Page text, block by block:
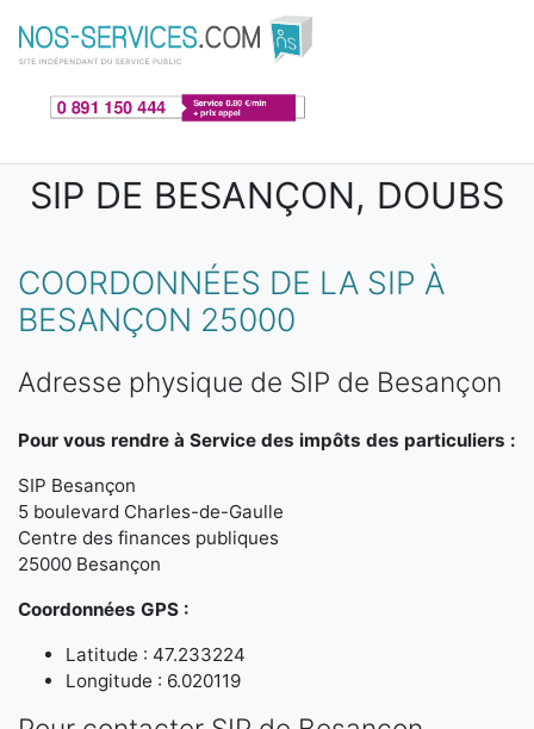
Aller au contenu principal
SIP DE BESANÇON, DOUBS
COORDONNÉES DE LA SIP À
BESANÇON 25000
Adresse physique de SIP de Besançon
Pour vous rendre à Service des impôts des particuliers :
SIP Besançon
5 boulevard Charles-de-Gaulle
Centre des finances publiques
25000 Besançon
Coordonnées GPS :
Latitude : 47.233224
Longitude : 6.020119